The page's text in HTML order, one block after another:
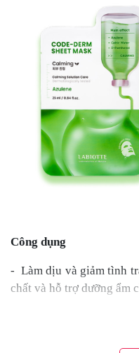
Công dụng
- Làm dịu và giảm tình
chất và hỗ trợ dưỡng ẩm